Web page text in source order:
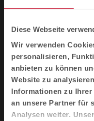
Diese Webseite
Wir verwenden
personalisieren,
anbieten zu können
Website zu
Informationen zu
an unsere Partner für
Analysen weiter.
1 2 3
Auszeichnungen